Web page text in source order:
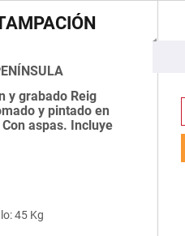
y grabado Reig
y pintado en
Con aspas. Incluye
45 Kg